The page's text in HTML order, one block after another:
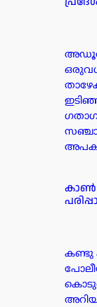
അഡൂർ
കണ്ടു